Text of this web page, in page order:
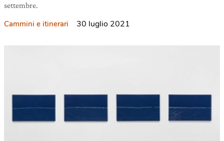
settembre.
Cammini e itinerari 30 luglio 2021